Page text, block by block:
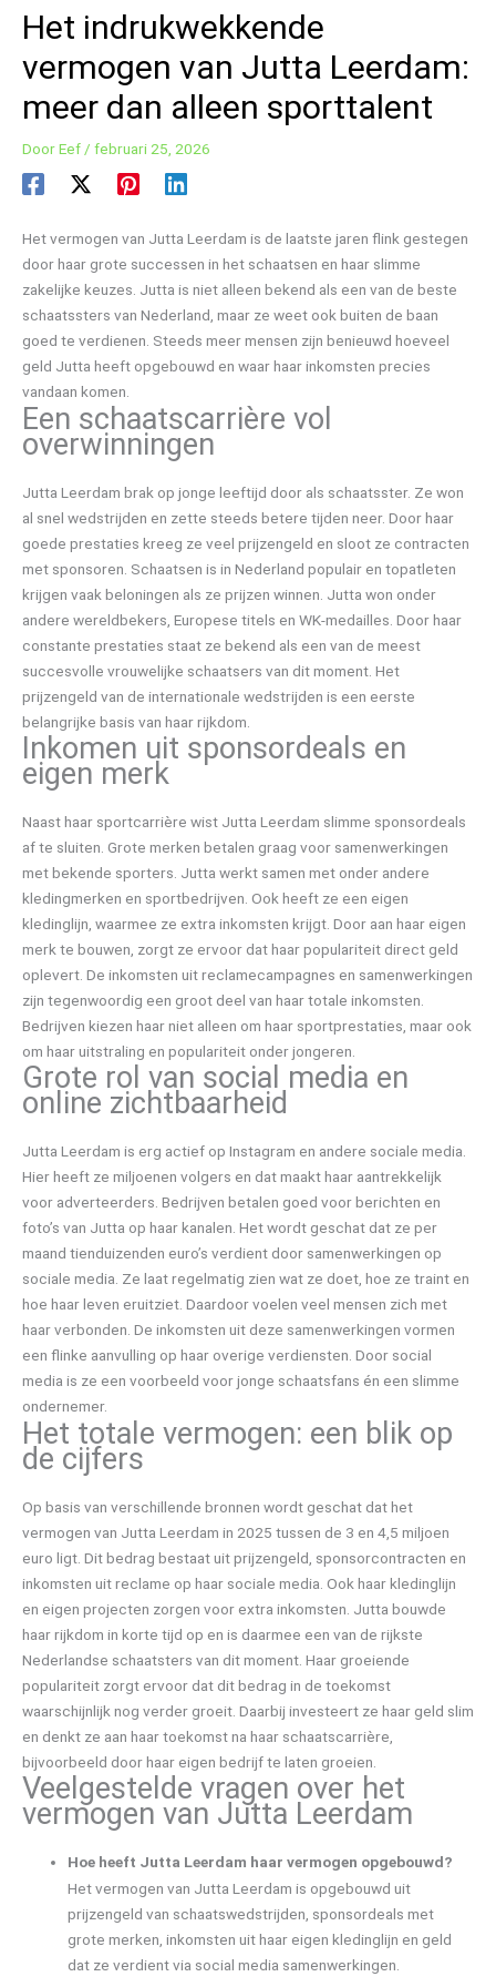
Het indrukwekkende
vermogen van Jutta Leerdam:
meer dan alleen sporttalent
DoorEef / februari 25, 2026
Het vermogen van Jutta Leerdam is de laatste jaren flink gestegen
door haar grote successen in het schaatsen en haar slimme
zakelijke keuzes. Jutta is niet alleen bekend als een van de beste
schaatssters van Nederland, maar ze weet ook buiten de baan
goed te verdienen. Steeds meer mensen zijn benieuwd hoeveel
geld Jutta heeft opgebouwd en waar haar inkomsten precies
vandaan komen.
Een schaatscarrière vol
overwinningen
Jutta Leerdam brak op jonge leeftijd door als schaatsster. Ze won
al snel wedstrijden en zette steeds betere tijden neer. Door haar
goede prestaties kreeg ze veel prijzengeld en sloot ze contracten
met sponsoren. Schaatsen is in Nederland populair en topatleten
krijgen vaak beloningen als ze prijzen winnen. Jutta won onder
andere wereldbekers, Europese titels en WK-medailles. Door haar
constante prestaties staat ze bekend als een van de meest
succesvolle vrouwelijke schaatsers van dit moment. Het
prijzengeld van de internationale wedstrijden is een eerste
belangrijke basis van haar rijkdom.
Inkomen uit sponsordeals en
eigen merk
Naast haar sportcarrière wist Jutta Leerdam slimme sponsordeals
af te sluiten. Grote merken betalen graag voor samenwerkingen
met bekende sporters. Jutta werkt samen met onder andere
kledingmerken en sportbedrijven. Ook heeft ze een eigen
kledinglijn, waarmee ze extra inkomsten krijgt. Door aan haar eigen
merk te bouwen, zorgt ze ervoor dat haar populariteit direct geld
oplevert. De inkomsten uit reclamecampagnes en samenwerkingen
zijn tegenwoordig een groot deel van haar totale inkomsten.
Bedrijven kiezen haar niet alleen om haar sportprestaties, maar ook
om haar uitstraling en populariteit onder jongeren.
Grote rol van social media en
online zichtbaarheid
Jutta Leerdam is erg actief op Instagram en andere sociale media.
Hier heeft ze miljoenen volgers en dat maakt haar aantrekkelijk
voor adverteerders. Bedrijven betalen goed voor berichten en
foto’s van Jutta op haar kanalen. Het wordt geschat dat ze per
maand tienduizenden euro’s verdient door samenwerkingen op
sociale media. Ze laat regelmatig zien wat ze doet, hoe ze traint en
hoe haar leven eruitziet. Daardoor voelen veel mensen zich met
haar verbonden. De inkomsten uit deze samenwerkingen vormen
een flinke aanvulling op haar overige verdiensten. Door social
media is ze een voorbeeld voor jonge schaatsfans én een slimme
ondernemer.
Het totale vermogen: een blik op
de cijfers
Op basis van verschillende bronnen wordt geschat dat het
vermogen van Jutta Leerdam in 2025 tussen de 3 en 4,5 miljoen
euro ligt. Dit bedrag bestaat uit prijzengeld, sponsorcontracten en
inkomsten uit reclame op haar sociale media. Ook haar kledinglijn
en eigen projecten zorgen voor extra inkomsten. Jutta bouwde
haar rijkdom in korte tijd op en is daarmee een van de rijkste
Nederlandse schaatsters van dit moment. Haar groeiende
populariteit zorgt ervoor dat dit bedrag in de toekomst
waarschijnlijk nog verder groeit. Daarbij investeert ze haar geld slim
en denkt ze aan haar toekomst na haar schaatscarrière,
bijvoorbeeld door haar eigen bedrijf te laten groeien.
Veelgestelde vragen over het
vermogen van Jutta Leerdam
Hoe heeft Jutta Leerdam haar vermogen opgebouwd?
Het vermogen van Jutta Leerdam is opgebouwd uit
prijzengeld van schaatswedstrijden, sponsordeals met
grote merken, inkomsten uit haar eigen kledinglijn en geld
dat ze verdient via social media samenwerkingen.